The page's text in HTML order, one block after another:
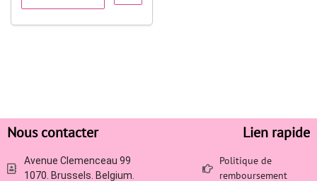
Nous contacter
Avenue Clemenceau 99
1070. Brussels. Belgium.
Lien rapide
Politique de
remboursement